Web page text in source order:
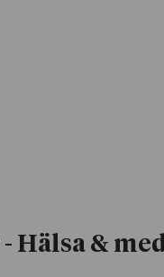
- Hälsa &